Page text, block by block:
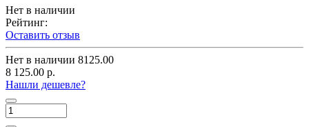
Нет в наличии
Рейтинг:
Оставить отзыв
Нет в наличии 8125.00
8 125.00 р.
Нашли дешевле?